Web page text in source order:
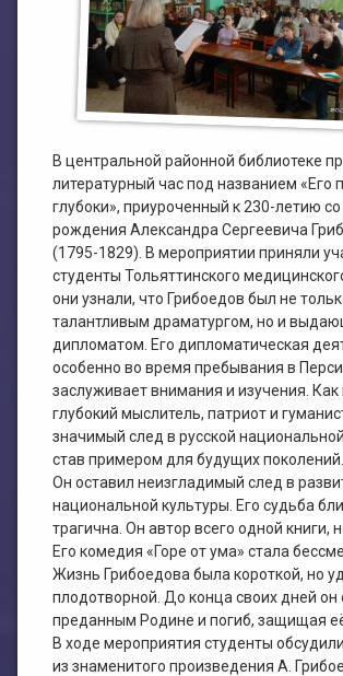
План работы филиала №1
План работы филиала №2
ЭЛЕКТРОННЫЙ КАТАЛОГ
В центральной районной библиотеке
литературный час под названием «Его
глубоки», приуроченный к 230-летию
рождения Александра Сергеевича
(1795-1829). В мероприятии приняли
студенты Тольяттинского
они узнали, что Грибоедов был не
талантливым драматургом, но и
дипломатом. Его дипломатическая
особенно во время пребывания в
заслуживает внимания и изучения. Как
глубокий мыслитель, патриот и
значимый след в русской
став примером для будущих поколений.
Он оставил неизгладимый след в
национальной культуры. Его судьба
трагична. Он автор всего одной книги,
Его комедия «Горе от ума» стала
Жизнь Грибоедова была короткой, но
плодотворной. До конца своих дней он
преданным Родине и погиб, защищая
В ходе мероприятия студенты
из знаменитого произведения А.